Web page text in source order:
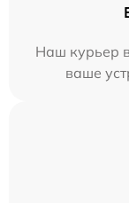
Наш курьер
ваше